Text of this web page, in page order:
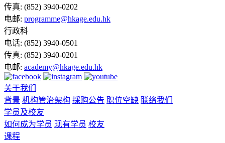
传真: (852) 3940-0202
电邮: programme@hkage.edu.hk
行政科
电话: (852) 3940-0501
传真: (852) 3940-0201
电邮: academy@hkage.edu.hk
关于我们
背景 机构管治架构 採购公告 职位空缺 联络我们
学员及校友
如何成为学员 现有学员 校友
课程